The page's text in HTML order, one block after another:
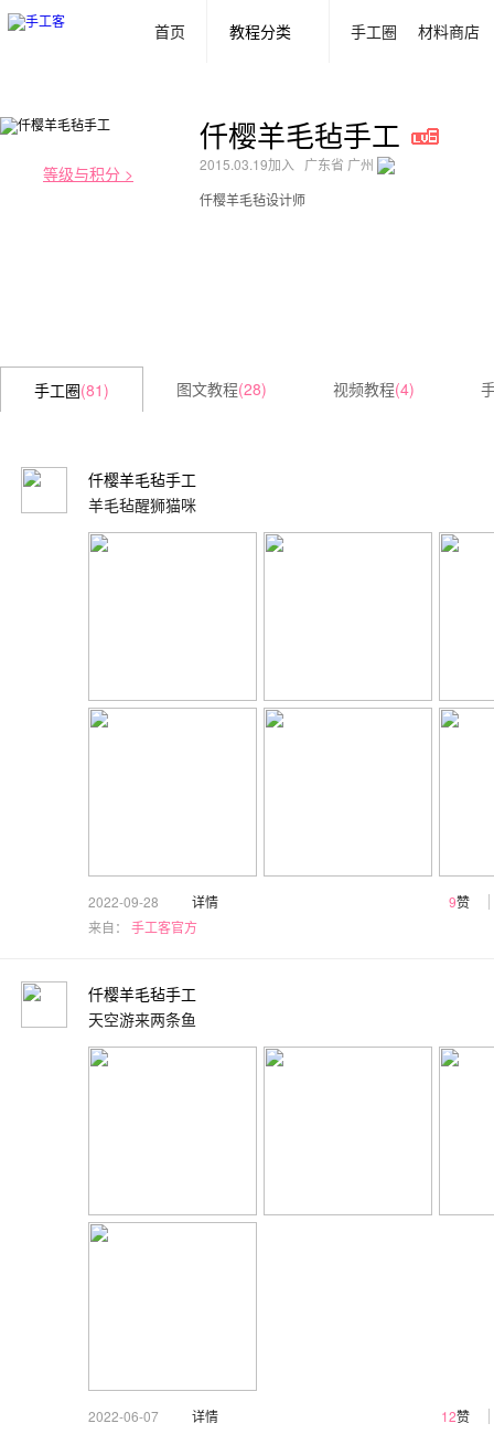
首页 教程分类 手工圈 材料商店
等级与积分 >
仟樱羊毛毡手工
2015.03.19加入 广东省 广州
仟樱羊毛毡设计师
手工圈(81) 图文教程(28) 视频教程(4)
仟樱羊毛毡手工
羊毛毡醒狮猫咪
2022-09-28 详情 9赞
来自： 手工客官方
仟樱羊毛毡手工
天空游来两条鱼
2022-06-07 详情 12赞